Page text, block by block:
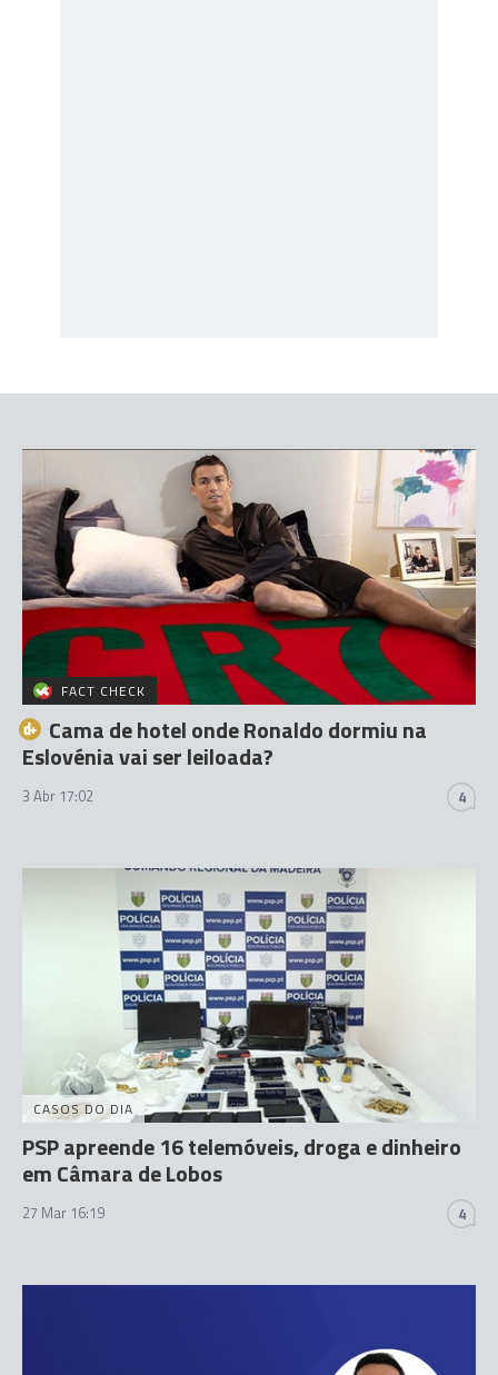
FACT CHECK
Cama de hotel onde Ronaldo dormiu na
Eslovénia vai ser leiloada?
3 Abr 17:02 4
CASOS DO DIA
PSP apreende 16 telemóveis, droga e dinheiro
em Câmara de Lobos
27 Mar 16:19 4